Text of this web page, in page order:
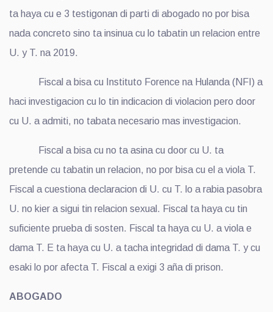
ta haya cu e 3 testigonan di parti di abogado no por bisa
nada concreto sino ta insinua cu lo tabatin un relacion entre
U. y T. na 2019.
Fiscal a bisa cu Instituto Forence na Hulanda (NFI) a
haci investigacion cu lo tin indicacion di violacion pero door
cu U. a admiti, no tabata necesario mas investigacion.
Fiscal a bisa cu no ta asina cu door cu U. ta
pretende cu tabatin un relacion, no por bisa cu el a viola T.
Fiscal a cuestiona declaracion di U. cu T. lo a rabia pasobra
U. no kier a sigui tin relacion sexual. Fiscal ta haya cu tin
suficiente prueba di sosten. Fiscal ta haya cu U. a viola e
dama T. E ta haya cu U. a tacha integridad di dama T. y cu
esaki lo por afecta T. Fiscal a exigi 3 aña di prison.
ABOGADO